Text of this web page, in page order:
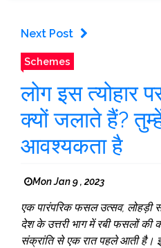
Next Post
Schemes
लोग इस त्योहार
क्यों जलाते हैं?
आवश्यकता है
Mon Jan 9 , 2023
एक पारंपरिक फसल उत्सव, लोहड़ी
देश के उत्तरी भाग में रबी फसलों
संक्रांति से एक रात पहले आती है।